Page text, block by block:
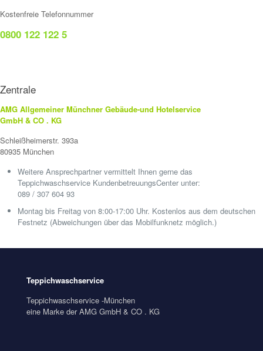
Kostenfreie Telefonnummer
0800 122 122 5
Zentrale
AMG Allgemeiner Münchner Gebäude-und Hotelservice
GmbH & CO . KG
Schleißheimerstr. 393a
80935 München
Weitere Ansprechpartner vermittelt Ihnen gerne das
Teppichwaschservice KundenbetreuungsCenter unter:
089 / 307 604 93
Montag bis Freitag von 8:00-17:00 Uhr. Kostenlos aus dem deutschen
Festnetz (Abweichungen über das Mobilfunknetz möglich.)
Teppichwaschservice
Teppichwaschservice -München
eine Marke der AMG GmbH & CO . KG